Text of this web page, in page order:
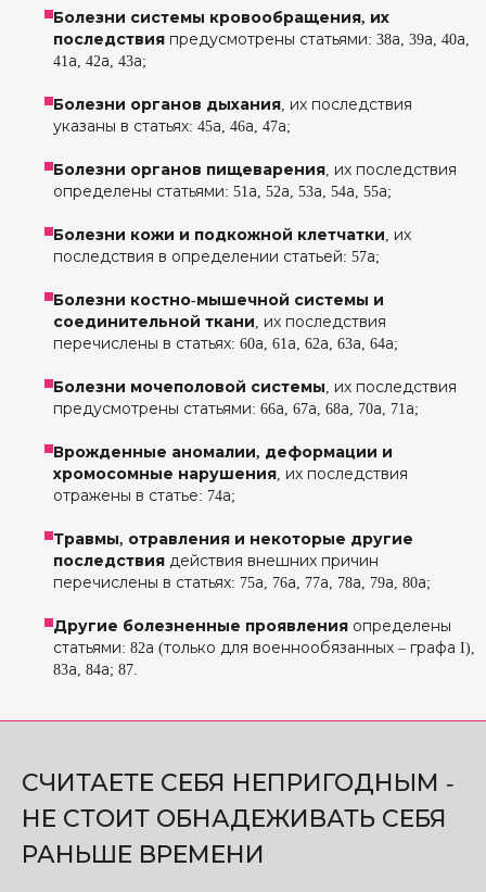
Болезни системы кровообращения, их
последствия предусмотрены статьями: 38а, 39а, 40а,
41а, 42а, 43а;
Болезни органов дыхания, их последствия
указаны в статьях: 45а, 46а, 47а;
Болезни органов пищеварения, их последствия
определены статьями: 51а, 52а, 53а, 54а, 55а;
Болезни кожи и подкожной клетчатки, их
последствия в определении статьей: 57а;
Болезни костно-мышечной системы и
соединительной ткани, их последствия
перечислены в статьях: 60а, 61а, 62а, 63а, 64а;
Болезни мочеполовой системы, их последствия
предусмотрены статьями: 66а, 67а, 68а, 70а, 71а;
Врожденные аномалии, деформации и
хромосомные нарушения, их последствия
отражены в статье: 74а;
Травмы, отравления и некоторые другие
последствия действия внешних причин
перечислены в статьях: 75а, 76а, 77а, 78а, 79а, 80а;
Другие болезненные проявления определены
статьями: 82а (только для военнообязанных – графа I),
83а, 84а; 87.
СЧИТАЕТЕ СЕБЯ НЕПРИГОДНЫМ -
НЕ СТОИТ ОБНАДЕЖИВАТЬ СЕБЯ
РАНЬШЕ ВРЕМЕНИ